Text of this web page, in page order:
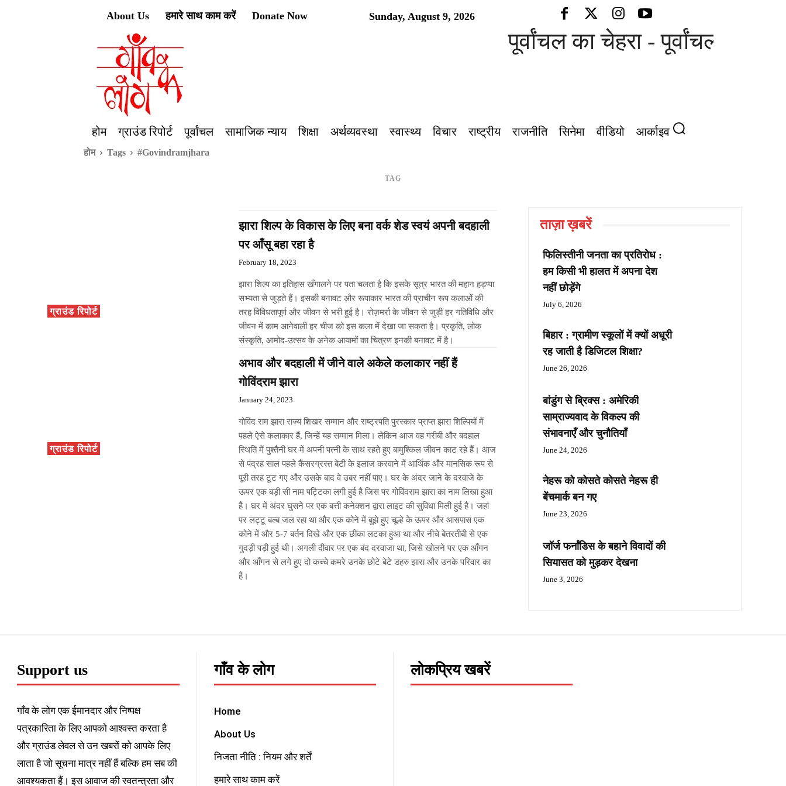
Sunday, August 9, 2026
About Us हमारे साथ काम करें Donate Now
पूर्वांचल का चेहरा - पूर्वांचल की
होम ग्राउंड रिपोर्ट पूर्वांचल सामाजिक न्याय शिक्षा अर्थव्यवस्था स्वास्थ्य विचार राष्ट्रीय राजनीति सिनेमा वीडियो आर्काइव
होम Tags #Govindramjhara
TAG
ग्राउंड रिपोर्ट
झारा शिल्प के विकास के लिए बना वर्क शेड स्वयं अपनी बदहाली
पर आँसू बहा रहा है
February 18, 2023
झारा शिल्प का इतिहास खँगालने पर पता चलता है कि इसके सूत्र भारत की महान हड़प्पा
सभ्यता से जुड़ते हैं। इसकी बनावट और रूपाकार भारत की प्राचीन रूप कलाओं की
तरह विविधतापूर्ण और जीवन से भरी हुई है। रोज़मर्रा के जीवन से जुड़ी हर गतिविधि और
जीवन में काम आनेवाली हर चीज को इस कला में देखा जा सकता है। प्रकृति, लोक
संस्कृति, आमोद-उत्सव के अनेक आयामों का चित्रण इनकी बनावट में है।
ग्राउंड रिपोर्ट
अभाव और बदहाली में जीने वाले अकेले कलाकार नहीं हैं
गोविंदराम झारा
January 24, 2023
गोविंद राम झारा राज्य शिखर सम्मान और राष्ट्रपति पुरस्कार प्राप्त झारा शिल्पियों में
पहले ऐसे कलाकार हैं, जिन्हें यह सम्मान मिला। लेकिन आज वह गरीबी और बदहाल
स्थिति में पुश्तैनी घर में अपनी पत्नी के साथ रहते हुए बामुश्किल जीवन काट रहे हैं। आज
से पंद्रह साल पहले कैंसरग्रस्त बेटी के इलाज करवाने में आर्थिक और मानसिक रूप से
पूरी तरह टूट गए और उसके बाद वे उबर नहीं पाए। घर के अंदर जाने के दरवाजे के
ऊपर एक बड़ी सी नाम पट्टिका लगी हुई है जिस पर गोविंदराम झारा का नाम लिखा हुआ
है। घर में अंदर घुसने पर एक बत्ती कनेक्शन द्वारा लाइट की सुविधा मिली हुई है। जहां
पर लट्टू बल्ब जल रहा था और एक कोने में बुझे हुए चूल्हे के ऊपर और आसपास एक
कोने में और 5-7 बर्तन दिखे और एक छींका लटका हुआ था और नीचे बेतरतीबी से एक
गुदड़ी पड़ी हुई थी। अगली दीवार पर एक बंद दरवाजा था, जिसे खोलने पर एक आँगन
और आँगन से लगे हुए दो कच्चे कमरे उनके छोटे बेटे डहरु झारा और उनके परिवार का
है।
ताज़ा ख़बरें
फिलिस्तीनी जनता का प्रतिरोध :
हम किसी भी हालत में अपना देश
नहीं छोड़ेंगे
July 6, 2026
बिहार : ग्रामीण स्कूलों में क्यों अधूरी
रह जाती है डिजिटल शिक्षा?
June 26, 2026
बांडुंग से ब्रिक्स : अमेरिकी
साम्राज्यवाद के विकल्प की
संभावनाएँ और चुनौतियाँ
June 24, 2026
नेहरू को कोसते कोसते नेहरू ही
बेंचमार्क बन गए
June 23, 2026
जॉर्ज फर्नांडिस के बहाने विवादों की
सियासत को मुड़कर देखना
June 3, 2026
Support us
गाँव के लोग एक ईमानदार और निष्पक्ष
पत्रकारिता के लिए आपको आश्वस्त करता है
और ग्राउंड लेवल से उन खबरों को आपके लिए
लाता है जो सूचना मात्र नहीं हैं बल्कि हम सब की
आवश्यकता हैं। इस आवाज की स्वतन्त्रता और
गाँव के लोग
Home
About Us
निजता नीति : नियम और शर्तें
हमारे साथ काम करें
लोकप्रिय खबरें